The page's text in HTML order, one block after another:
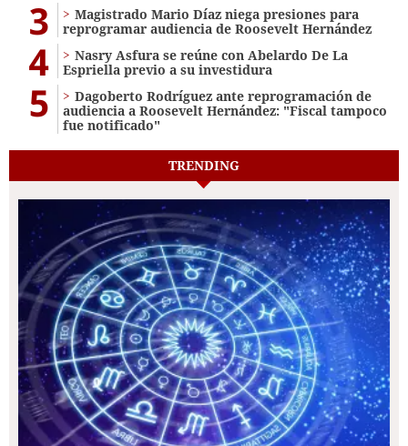
3
Magistrado Mario Díaz niega presiones para
reprogramar audiencia de Roosevelt Hernández
4
Nasry Asfura se reúne con Abelardo De La
Espriella previo a su investidura
5
Dagoberto Rodríguez ante reprogramación de
audiencia a Roosevelt Hernández: "Fiscal tampoco
fue notificado"
TRENDING